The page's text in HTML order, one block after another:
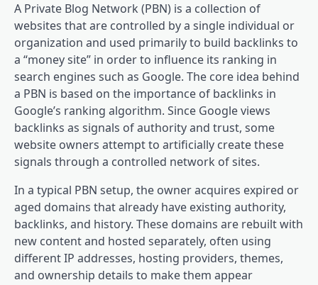
A Private Blog Network (PBN) is a collection of
websites that are controlled by a single individual or
organization and used primarily to build backlinks to
a “money site” in order to influence its ranking in
search engines such as Google. The core idea behind
a PBN is based on the importance of backlinks in
Google’s ranking algorithm. Since Google views
backlinks as signals of authority and trust, some
website owners attempt to artificially create these
signals through a controlled network of sites.
In a typical PBN setup, the owner acquires expired or
aged domains that already have existing authority,
backlinks, and history. These domains are rebuilt with
new content and hosted separately, often using
different IP addresses, hosting providers, themes,
and ownership details to make them appear